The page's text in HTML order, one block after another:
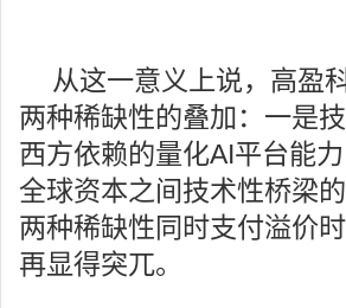
从这一意义上说，高盈
两种稀缺性的叠加：一是
西方依赖的量化AI平台能
全球资本之间技术性桥梁
两种稀缺性同时支付溢价
再显得突兀。